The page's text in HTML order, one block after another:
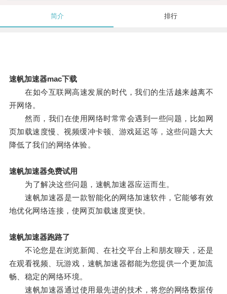
简介 排行
速帆加速器mac下载
在如今互联网高速发展的时代，我们的生活越来越离不
开网络。
然而，我们在使用网络时常常会遇到一些问题，比如网
页加载速度慢、视频缓冲卡顿、游戏延迟等，这些问题大大
降低了我们的网络体验。
速帆加速器免费试用
为了解决这些问题，速帆加速器应运而生。
速帆加速器是一款智能化的网络加速软件，它能够有效
地优化网络连接，使网页加载速度更快。
速帆加速器跑路了
不论您是在浏览新闻、在社交平台上和朋友聊天，还是
在观看视频、玩游戏，速帆加速器都能为您提供一个更加流
畅、稳定的网络环境。
速帆加速器通过使用最先进的技术，将您的网络数据传